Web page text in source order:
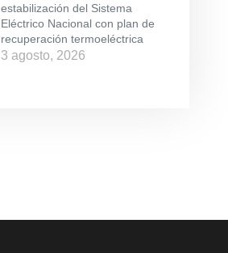
estabilización del Sistema
Eléctrico Nacional con plan de
recuperación termoeléctrica
3 agosto, 2026